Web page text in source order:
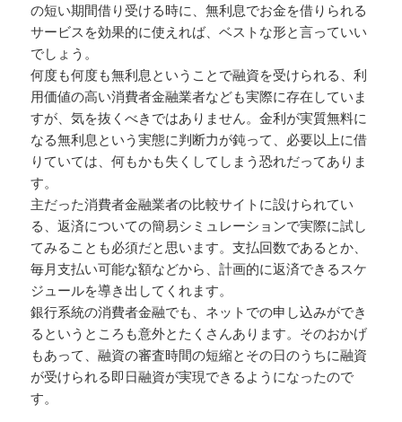
の短い期間借り受ける時に、無利息でお金を借りられる
サービスを効果的に使えれば、ベストな形と言っていい
でしょう。
何度も何度も無利息ということで融資を受けられる、利
用価値の高い消費者金融業者なども実際に存在していま
すが、気を抜くべきではありません。金利が実質無料に
なる無利息という実態に判断力が鈍って、必要以上に借
りていては、何もかも失くしてしまう恐れだってありま
す。
主だった消費者金融業者の比較サイトに設けられてい
る、返済についての簡易シミュレーションで実際に試し
てみることも必須だと思います。支払回数であるとか、
毎月支払い可能な額などから、計画的に返済できるスケ
ジュールを導き出してくれます。
銀行系統の消費者金融でも、ネットでの申し込みができ
るというところも意外とたくさんあります。そのおかげ
もあって、融資の審査時間の短縮とその日のうちに融資
が受けられる即日融資が実現できるようになったので
す。